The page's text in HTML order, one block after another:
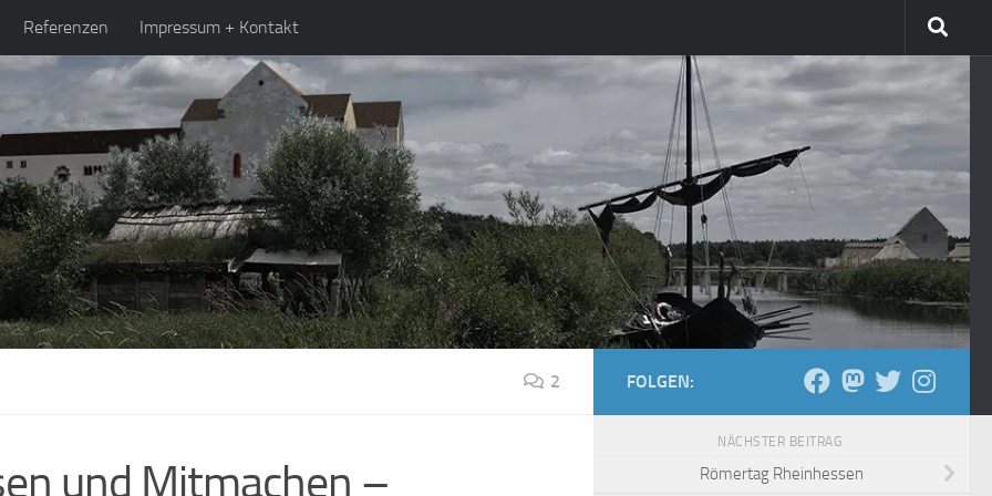
Referenzen Impressum + Kontakt
2
und Mitmachen –
FOLGEN:
NÄCHSTER BEITRAG
Römertag Rheinhessen